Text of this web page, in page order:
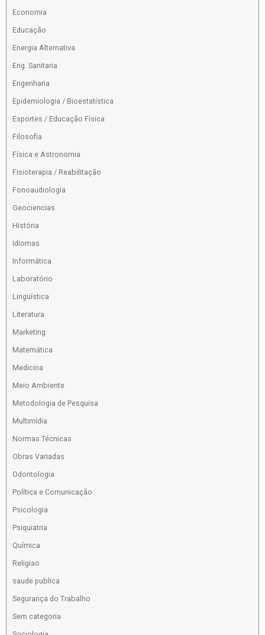
Economia
Educação
Energia Alternativa
Eng. Sanitaria
Engenharia
Epidemiologia / Bioestatística
Esportes / Educação Física
Filosofia
Física e Astronomia
Fisioterapia / Reabilitação
Fonoaudiologia
Geociencias
História
Idiomas
Informática
Laboratório
Linguística
Literatura
Marketing
Matemática
Medicina
Meio Ambiente
Metodologia de Pesquisa
Multimídia
Normas Técnicas
Obras Variadas
Odontologia
Política e Comunicação
Psicologia
Psiquiatria
Química
Religiao
saude publica
Segurança do Trabalho
Sem categoria